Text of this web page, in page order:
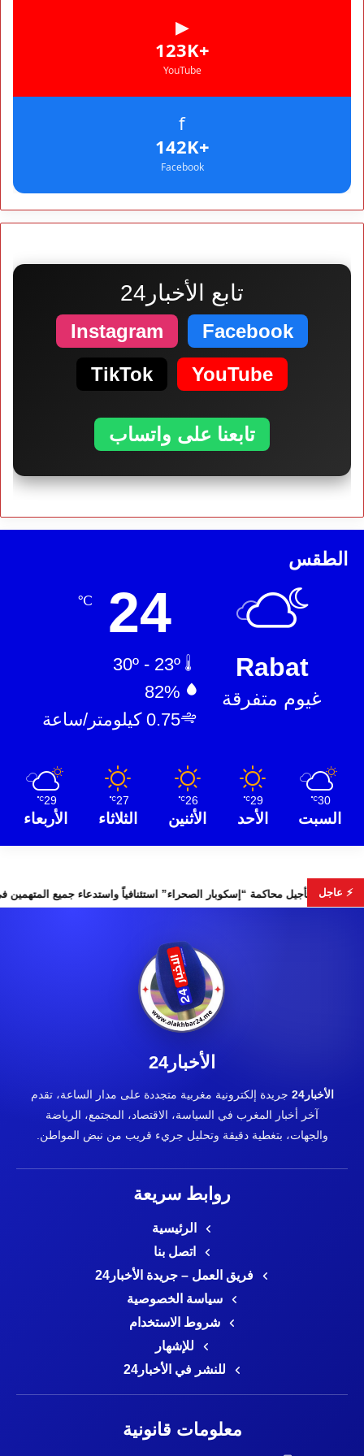
▶
+123K
YouTube
f
+142K
Facebook
تابع الأخبار24
Facebook
Instagram
YouTube
TikTok
تابعنا على واتساب
الطقس
Rabat
غيوم متفرقة
24
℃
82%
0.75 كيلومتر/ساعة
30
℃
السبت
29
℃
الأحد
26
℃
الأثنين
27
℃
الثلاثاء
29
℃
الأربعاء
⚡ عاجل
التشريعية تأجيل محاكمة “إسكوبار الصحراء” استئنافياً
الأخبار24
الأخبار24
جريدة إلكترونية مغربية متجددة على مدار الساعة، تقدم
آخر أخبار المغرب في السياسة، الاقتصاد، المجتمع، الرياضة
والجهات، بتغطية دقيقة وتحليل جريء قريب من نبض المواطن.
روابط سريعة
الرئيسية
اتصل بنا
فريق العمل – جريدة الأخبار24
سياسة الخصوصية
شروط الاستخدام
للإشهار
للنشر في الأخبار24
معلومات قانونية